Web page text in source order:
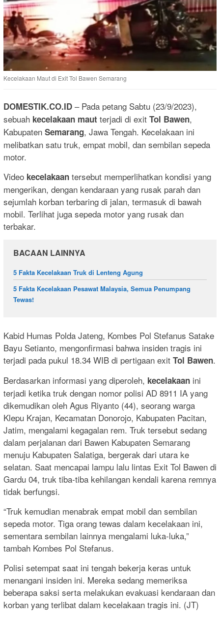
Kecelakaan Maut di Exit Tol Bawen Semarang
DOMESTIK.CO.ID – Pada petang Sabtu (23/9/2023),
sebuah kecelakaan maut terjadi di exit Tol Bawen,
Kabupaten Semarang, Jawa Tengah. Kecelakaan ini
melibatkan satu truk, empat mobil, dan sembilan sepeda
motor.
Video kecelakaan tersebut memperlihatkan kondisi yang
mengerikan, dengan kendaraan yang rusak parah dan
sejumlah korban terbaring di jalan, termasuk di bawah
mobil. Terlihat juga sepeda motor yang rusak dan
terbakar.
BACAAN LAINNYA
5 Fakta Kecelakaan Truk di Lenteng Agung
5 Fakta Kecelakaan Pesawat Malaysia, Semua Penumpang
Tewas!
Kabid Humas Polda Jateng, Kombes Pol Stefanus Satake
Bayu Setianto, mengonfirmasi bahwa insiden tragis ini
terjadi pada pukul 18.34 WIB di pertigaan exit Tol Bawen.
Berdasarkan informasi yang diperoleh, kecelakaan ini
terjadi ketika truk dengan nomor polisi AD 8911 IA yang
dikemudikan oleh Agus Riyanto (44), seorang warga
Klepu Krajan, Kecamatan Donorojo, Kabupaten Pacitan,
Jatim, mengalami kegagalan rem. Truk tersebut sedang
dalam perjalanan dari Bawen Kabupaten Semarang
menuju Kabupaten Salatiga, bergerak dari utara ke
selatan. Saat mencapai lampu lalu lintas Exit Tol Bawen di
Gardu 04, truk tiba-tiba kehilangan kendali karena remnya
tidak berfungsi.
“Truk kemudian menabrak empat mobil dan sembilan
sepeda motor. Tiga orang tewas dalam kecelakaan ini,
sementara sembilan lainnya mengalami luka-luka,”
tambah Kombes Pol Stefanus.
Polisi setempat saat ini tengah bekerja keras untuk
menangani insiden ini. Mereka sedang memeriksa
beberapa saksi serta melakukan evakuasi kendaraan dan
korban yang terlibat dalam kecelakaan tragis ini. (JT)